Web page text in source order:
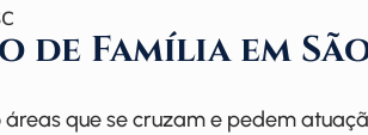
Família em
que se cruzam e pedem